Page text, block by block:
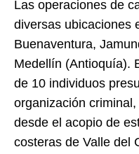
Las operaciones de
diversas ubicaciones
Buenaventura,
Medellín (Antioquía).
de 10 individuos
organización
desde el acopio de
costeras de Valle del